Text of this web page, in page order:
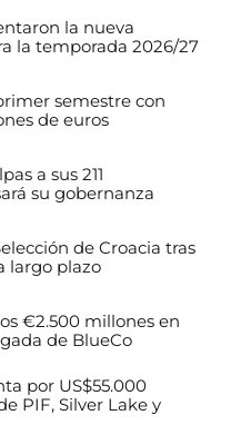
la nueva
la temporada 2026/27
semestre con
de euros
a sus 211
su gobernanza
de Croacia tras
largo plazo
€2.500 millones en
de BlueCo
por US$55.000
PIF, Silver Lake y